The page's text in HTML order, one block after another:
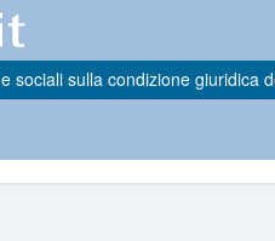
sociali sulla condizione giuridica